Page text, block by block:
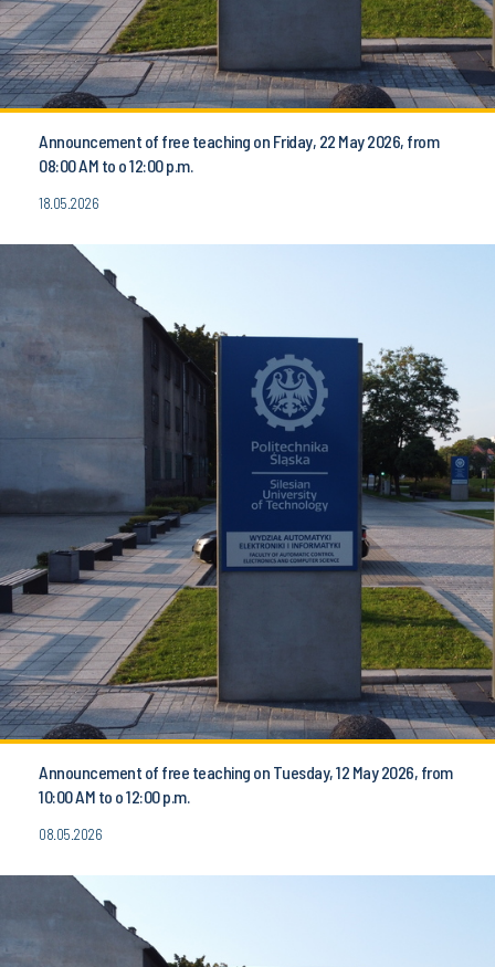
Announcement of free teaching on Friday, 22 May 2026, from
08:00 AM to o 12:00 p.m.
18.05.2026
Announcement of free teaching on Tuesday, 12 May 2026, from
10:00 AM to o 12:00 p.m.
08.05.2026